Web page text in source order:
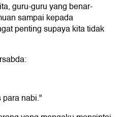
guru-guru yang benar-
sampai kepada
penting supaya kita tidak
nabi."